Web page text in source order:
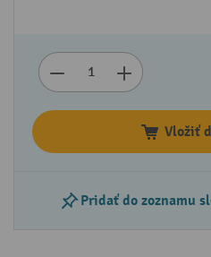
Vložiť
Pridať do zoznamu